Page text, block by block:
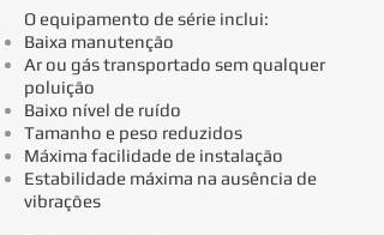
O equipamento de série inclui:
Baixa manutenção
Ar ou gás transportado sem qualquer
poluição
Baixo nível de ruído
Tamanho e peso reduzidos
Máxima facilidade de instalação
Estabilidade máxima na ausência de
vibrações